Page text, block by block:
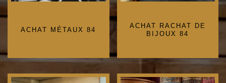
ACHAT MÉTAUX 84
ACHAT RACHAT DE
BIJOUX 84